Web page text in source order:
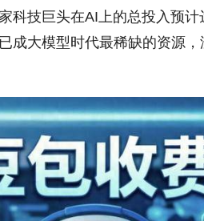
科技巨头在AI上的总投入预
成大模型时代最稀缺的资源